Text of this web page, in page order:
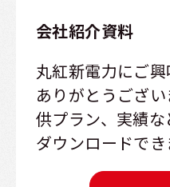
会社紹介資料
丸紅新電力にご
ありがとうござ
供プラン、実績
ダウンロードでき